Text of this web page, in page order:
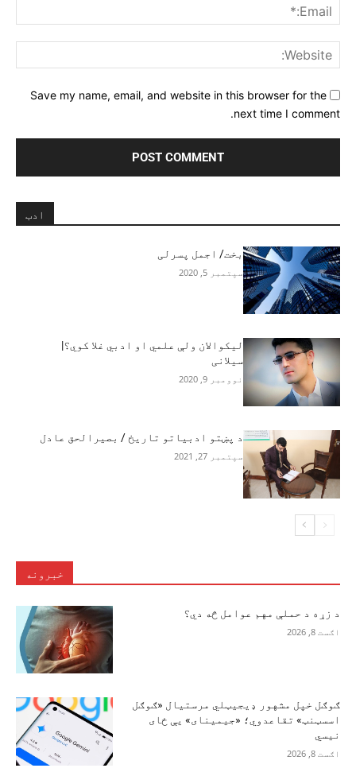
Save my name, email, and website in this browser for the
next time I comment.
ادب
بخت/ اجمل پسرلی
سپتمبر 5, 2020
لیکوالان ولې علمي او ادبي غلا کوي؟|
سيلانی
نوومبر 9, 2020
د پښتو ادبياتو تاريخ / بصيرالحق عادل
سپتمبر 27, 2021
خبرونه
د زړه د حملې مهم عوامل څه دي؟
اګست 8, 2026
ګوګل خپل مشهور ډیجیټلي مرستیال «ګوګل
اسسټنټ» تقاعدوي؛ «جیمینای» یې ځای
نیسي
اګست 8, 2026